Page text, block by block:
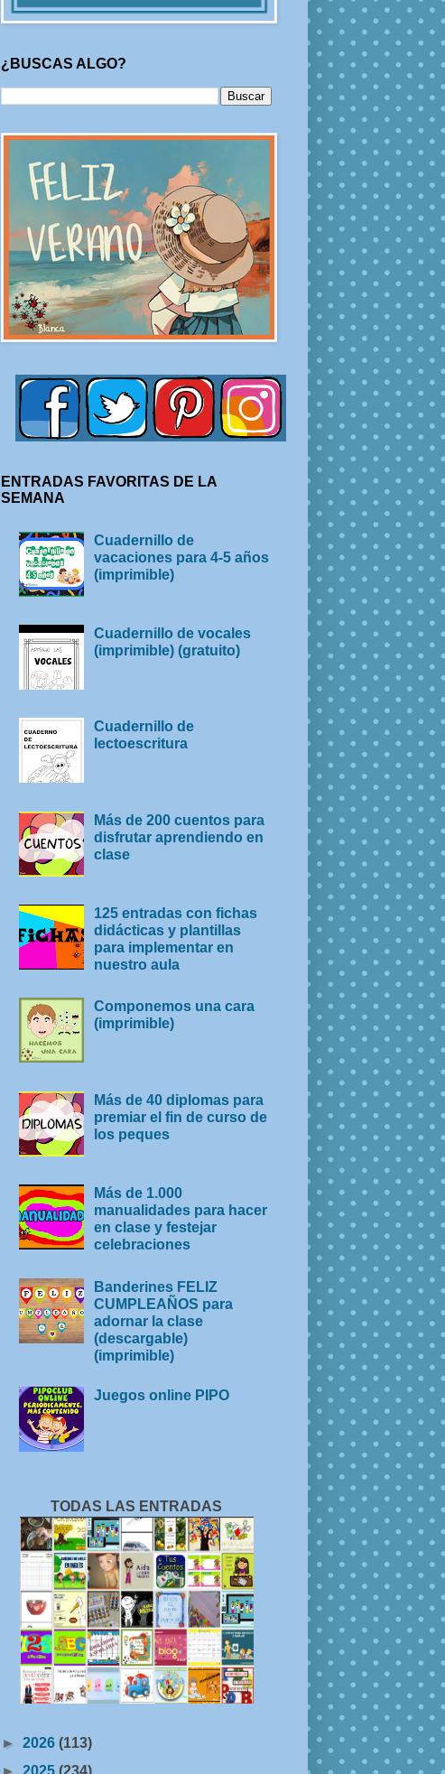
¿BUSCAS ALGO?
ENTRADAS FAVORITAS DE LA
SEMANA
Cuadernillo de
vacaciones para 4-5 años
(imprimible)
Cuadernillo de vocales
(imprimible) (gratuito)
Cuadernillo de
lectoescritura
Más de 200 cuentos para
disfrutar aprendiendo en
clase
125 entradas con fichas
didácticas y plantillas
para implementar en
nuestro aula
Componemos una cara
(imprimible)
Más de 40 diplomas para
premiar el fin de curso de
los peques
Más de 1.000
manualidades para hacer
en clase y festejar
celebraciones
Banderines FELIZ
CUMPLEAÑOS para
adornar la clase
(descargable)
(imprimible)
Juegos online PIPO
TODAS LAS ENTRADAS
► 2026 (113)